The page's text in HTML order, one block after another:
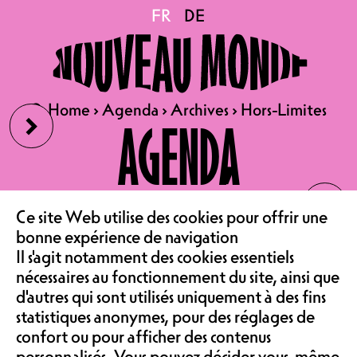
›
‹
FR DE
🔍Home ›Agenda ›Archives › Hors-Limites
AGENDA
LE CAFÉ
ASSOCIATION &
FR DE
🔍Home ›Agenda ›Archives › Hors-Limites
Hors-Limites
03.10.2024
EX-PRESSION PRÉSENTE :
HORS-LIMITES
SPECTACLE-TÉMOIGNAGE |
SALLE DE SPECTACLE
ENTRÉE LIBRE AVEC
COLLECTE AU CHAPEAU,
RÉSERVATION ÀINFO@EX-
PRESSION.CH
HORS-LIMITES est un spectacle-
témoignage d'EX-pression qui vise à
Ce site Web utilise des cookies pour offrir une
bonne expérience de navigation
Il s'agit notamment des cookies essentiels
nécessaires au fonctionnement du site, ainsi que
d'autres qui sont utilisés uniquement à des fins
statistiques anonymes, pour des réglages de
confort ou pour afficher des contenus